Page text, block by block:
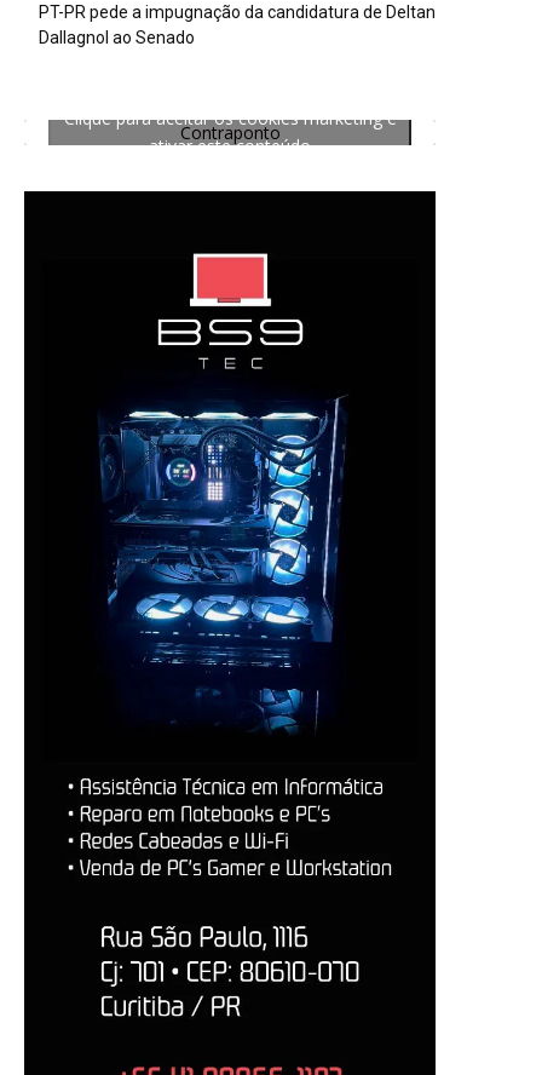
PT-PR pede a impugnação da candidatura de Deltan
Dallagnol ao Senado
Contraponto
Clique para aceitar os cookies marketing e
ativar este conteúdo